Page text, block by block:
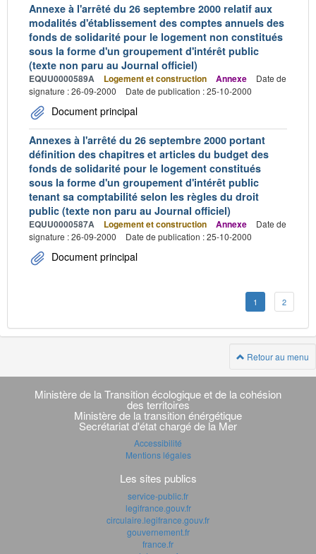
Annexe à l'arrêté du 26 septembre 2000 relatif aux
modalités d'établissement des comptes annuels des
fonds de solidarité pour le logement non constitués
sous la forme d'un groupement d'intérêt public
(texte non paru au Journal officiel)
EQUU0000589A Logement et construction Annexe
Date de
signature : 26-09-2000
Date de publication : 25-10-2000
Document principal
Annexes à l'arrêté du 26 septembre 2000 portant
définition des chapitres et articles du budget des
fonds de solidarité pour le logement constitués
sous la forme d'un groupement d'intérêt public
tenant sa comptabilité selon les règles du droit
public (texte non paru au Journal officiel)
EQUU0000587A Logement et construction Annexe
Date de
signature : 26-09-2000
Date de publication : 25-10-2000
Document principal
1 2
Retour au menu
Navigation
transverse
Ministère de la Transition écologique et de la cohésion
des territoires
Ministère de la transition énérgétique
Secrétariat d'état chargé de la Mer
Accessibilité
Mentions légales
Les sites publics
service-public.fr
legifrance.gouv.fr
circulaire.legifrance.gouv.fr
gouvernement.fr
france.fr